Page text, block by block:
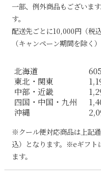
一部、例外商品もございま
す。
配送先ごとに10,000円（税
（キャンペーン期間を除く）
北海道
東北・関東
中部・近畿
四国・中国・九州
沖縄
※クール便対応商品は上記
込）となります。※eギフト
ます。